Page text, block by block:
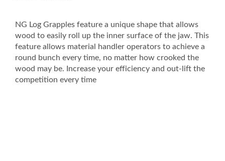
NG Log Grapples feature a unique shape that allows
wood to easily roll up the inner surface of the jaw. This
feature allows material handler operators to achieve a
round bunch every time, no matter how crooked the
wood may be. Increase your efficiency and out-lift the
competition every time